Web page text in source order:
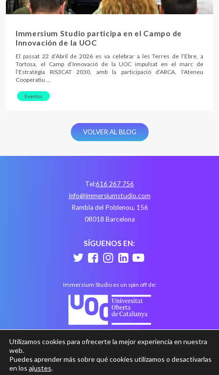
Immersium Studio participa en el Campo de
Innovación de la UOC
El passat 22 d’Abril de 2026 es va celebrar a les Terres de l’Ebre, a
Tortosa, el Camp d’Innovació de la UOC impulsat en el marc de
l’Estratègia RIS3CAT 2030, amb la participació d’ARCA, l’Ateneu
Cooperatiu …
Eventos
VOLVER AL BLOG
Tel:616 267 756
info@immersiumstudio.com
Rambla del Poblenou, 156
08018 Barcelona
SÍGUENOS EN:
Immersium Studio es un spin off de:
Utilizamos cookies para ofrecerte la mejor experiencia en nuestra
web.
Puedes aprender más sobre qué cookies utilizamos o desactivarlas
en los ajustes.